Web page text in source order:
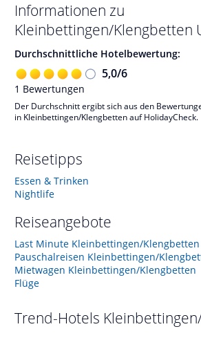
Informationen zu
Kleinbettingen/Klengbetten
Durchschnittliche Hotelbewertung:
5,0/6
1 Bewertungen
Der Durchschnitt ergibt sich aus den
in Kleinbettingen/Klengbetten auf HolidayCheck.
Reisetipps
Essen & Trinken
Nightlife
Reiseangebote
Last Minute Kleinbettingen/Klengbetten
Pauschalreisen Kleinbettingen/
Mietwagen Kleinbettingen/Klengbetten
Flüge
Trend-Hotels